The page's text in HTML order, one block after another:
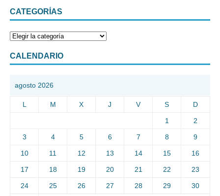
CATEGORÍAS
CALENDARIO
agosto 2026
L M X J V S D
1 2
3 4 5 6 7 8 9
10 11 12 13 14 15 16
17 18 19 20 21 22 23
24 25 26 27 28 29 30